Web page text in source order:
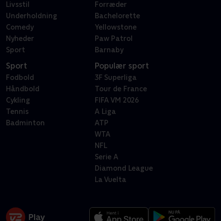
Livsstil
Underholdning
Comedy
Nyheder
Sport
Forræder
Bachelorette
Yellowstone
Paw Patrol
Barnaby
Sport
Fodbold
Håndbold
Cykling
Tennis
Badminton
Populær sport
3F Superliga
Tour de France
FIFA VM 2026
A Liga
ATP
WTA
NFL
Serie A
Diamond League
La Vuelta